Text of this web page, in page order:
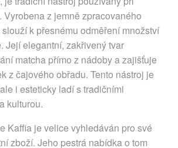
Vyrobena z jemně zpracovaného
k přesnému odměření množství
Její elegantní, zakřivený tvar
matcha přímo z nádoby a zajišťuje
z čajového obřadu. Tento nástroj je
i esteticky ladí s tradičními
kulturou.
Kaffia je velice vyhledáván pro své
zboží. Jeho pestrá nabídka o tom